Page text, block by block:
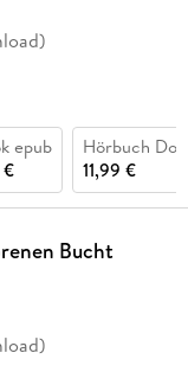
epub
Hörbuch
11,99 €
Bucht